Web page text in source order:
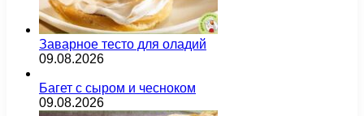
Заварное тесто для оладий
09.08.2026
Багет с сыром и чесноком
09.08.2026